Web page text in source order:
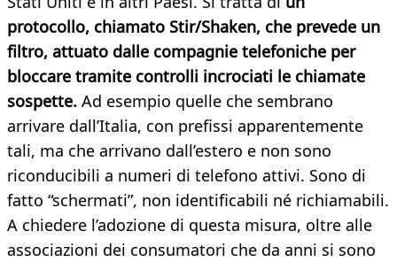
protocollo, chiamato Stir/Shaken, che prevede un
filtro, attuato dalle compagnie telefoniche per
bloccare tramite controlli incrociati le chiamate
sospette. Ad esempio quelle che sembrano
arrivare dall’Italia, con prefissi apparentemente
tali, ma che arrivano dall’estero e non sono
riconducibili a numeri di telefono attivi. Sono di
fatto “schermati”, non identificabili né richiamabili.
A chiedere l’adozione di questa misura, oltre alle
associazioni dei consumatori che da anni si sono